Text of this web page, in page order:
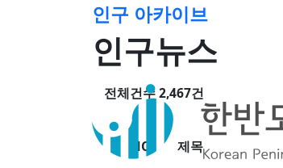
인구 아카이브
인구뉴스
전체건수2,467건
NO 제목